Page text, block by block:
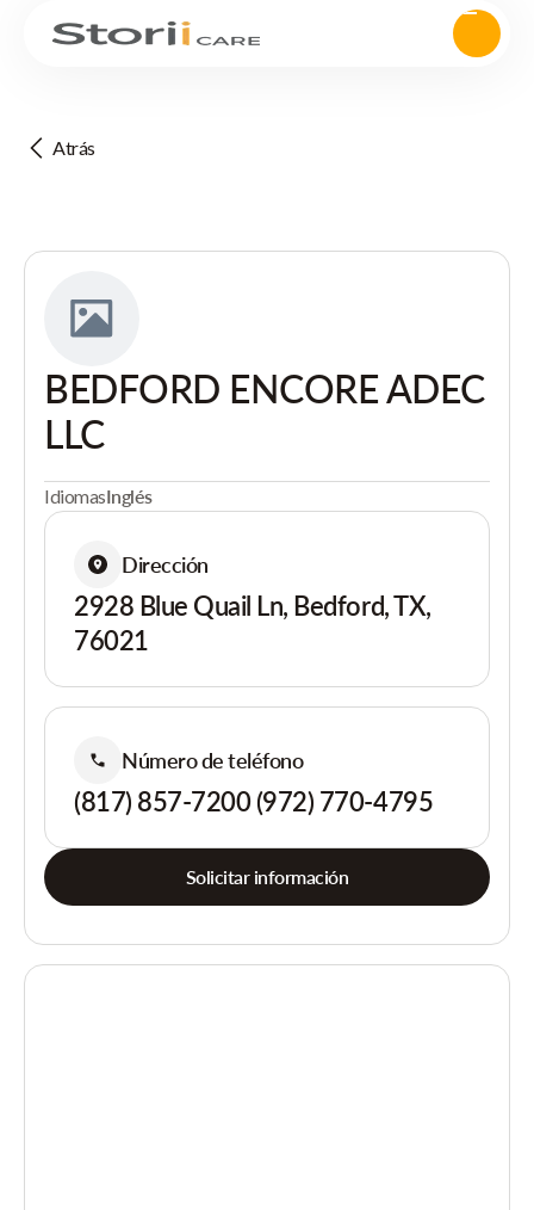
Atrás
BEDFORD ENCORE ADEC
LLC
IdiomasInglés
Dirección
2928 Blue Quail Ln, Bedford, TX,
76021
Número de teléfono
(817) 857-7200 (972) 770-4795
Solicitar información